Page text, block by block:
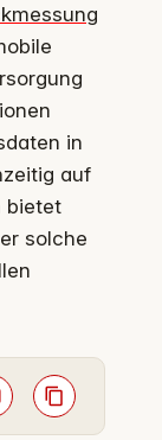
in
auf
bietet
solche